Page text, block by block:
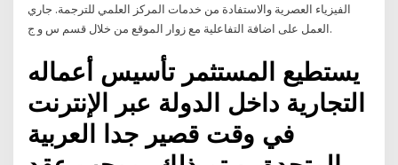
الفيزياء العصرية والاستفادة من خدمات المركز العلمي للترجمة. جاري
العمل على اضافة التفاعلية مع زوار الموقع من خلال قسم س و ج.
يستطيع المستثمر تأسيس أعماله
التجارية داخل الدولة عبر الإنترنت
في وقت قصير جدا العربية